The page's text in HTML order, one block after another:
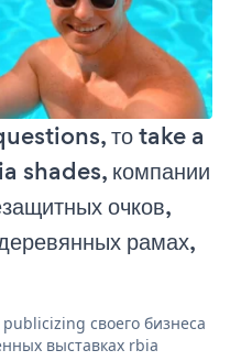
то take a
shades, компании
очков,
рамах,
своего бизнеса
выставках rbia